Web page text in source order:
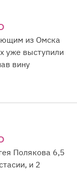
из Омска
уже выступили
вину
Полякова 6,5
и 2